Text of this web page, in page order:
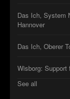
Das Ich, System
Hannover
Das Ich, Oberer
Wisborg: Support
See all